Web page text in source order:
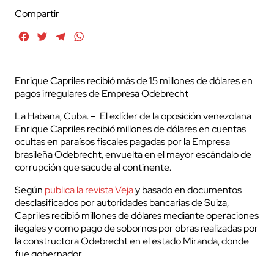
Compartir
FacebookTwitterTelegram
Enrique Capriles recibió más de 15 millones de dólares en
pagos irregulares de Empresa Odebrecht
La Habana, Cuba. – El exlíder de la oposición venezolana
Enrique Capriles recibió millones de dólares en cuentas
ocultas en paraísos fiscales pagadas por la Empresa
brasileña Odebrecht, envuelta en el mayor escándalo de
corrupción que sacude al continente.
Según publica la revista Vejay basado en documentos
desclasificados por autoridades bancarias de Suiza,
Capriles recibió millones de dólares mediante operaciones
ilegales y como pago de sobornos por obras realizadas por
la constructora Odebrecht en el estado Miranda, donde